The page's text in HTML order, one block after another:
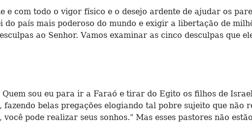
e com todo o vigor físico e o desejo ardente de ajudar os
país mais poderoso do mundo e exigir a libertação de
ao Senhor. Vamos examinar as cinco desculpas que
Quem sou eu para ir a Faraó e tirar do Egito os filhos de
fazendo belas pregações elogiando tal pobre sujeito que
você pode realizar seus sonhos." Mas esses pastores não